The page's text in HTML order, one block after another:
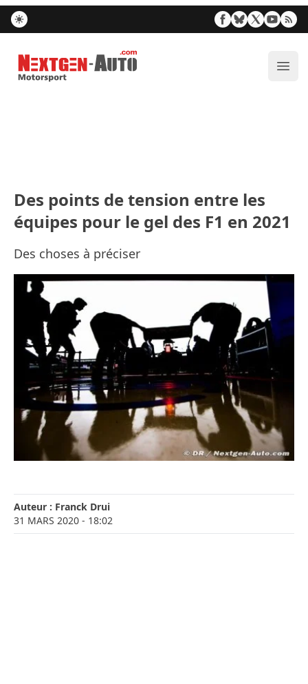
Nextgen-Auto.com
Des points de tension entre les
équipes pour le gel des F1 en 2021
Des choses à préciser
Auteur : Franck Drui
31 MARS 2020 - 18:02